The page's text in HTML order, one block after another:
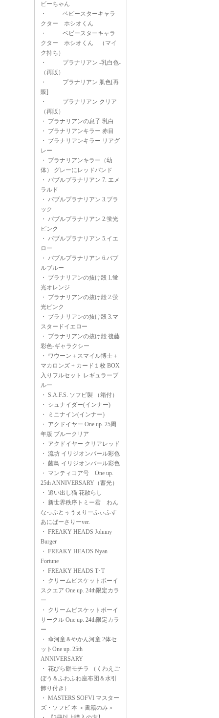
ビーちゃん
・
ベビースターキャラ
クター ホシオくん
・
ベビースターキャラ
クター ホシオくん （マイ
ク持ち）
・
プラナリアン -乳白色-
（再販）
・
プラナリアン 肌色[再
販]
・
プラナリアン クリア
（再販）
・ プラナリアンの息子 乳白
・ プラナリアンキラー 赤目
・ プラナリアンキラー リアグ
レー
・ プラナリアンキラー（幼
体） グレーにレッドバンド
・ バブルプラナリアン 7. エメ
ラルド
・ バブルプラナリアン 3.ブラ
ック
・ バブルプラナリアン 2.蛍光
ピンク
・ バブルプラナリアン 5.イエ
ロー
・ バブルプラナリアン 6.バブ
ルブルー
・ プラナリアンの抜け殻 1.蛍
光オレンジ
・ プラナリアンの抜け殻 2.蛍
光ピンク
・ プラナリアンの抜け殻 3.マ
スタードイエロー
・ プラナリアンの抜け殻 後藤
彩色-ギャラクシー
・ ワウーン＋スマイル博士＋
マカロンズ + カード１枚 BOX
入りフルセット レギュラーブ
ルー
・ S.A.F.S. ソフビ製 （箱付）
・ シュナイダー(インナー)
・
ミニナイン(インナー)
・ アクドイヤー One up. 25周
年版 ブルークリア
・ アクドイヤー クリアレッド
・ 流坊 イリジオンパール彩色
・ 菌鳥 イリジオンパール彩色
・ マンティコア号 One up.
25th ANNIVERSARY（蓄光）
・ 追い出し猫 花散らし
・ 新世界秩序トミー君 わん
なっぷとぅうぇりーふぃふす
あにばーさりーver.
・ FREAKY HEADS Johnny
Burger
・ FREAKY HEADS Nyan
Fortune
・ FREAKY HEADS T･T
・ クリームビスケットボーイ
スクエア One up. 24th限定カラ
ー
・ クリームビスケットボーイ
サークル One up. 24th限定カラ
ー
・ 傘河童＆やかん河童 2体セ
ットOne up. 25th
ANNIVERSARY
・ 花びら餅モチラ （くわえご
ぼう＆ふわふわ座布団＆水引
飾り付き）
・ MASTERS SOFVI マスター
ズ・ソフビ 本 ＜書籍のみ＞